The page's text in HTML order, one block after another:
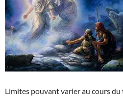
Limites pouvant varier au cours